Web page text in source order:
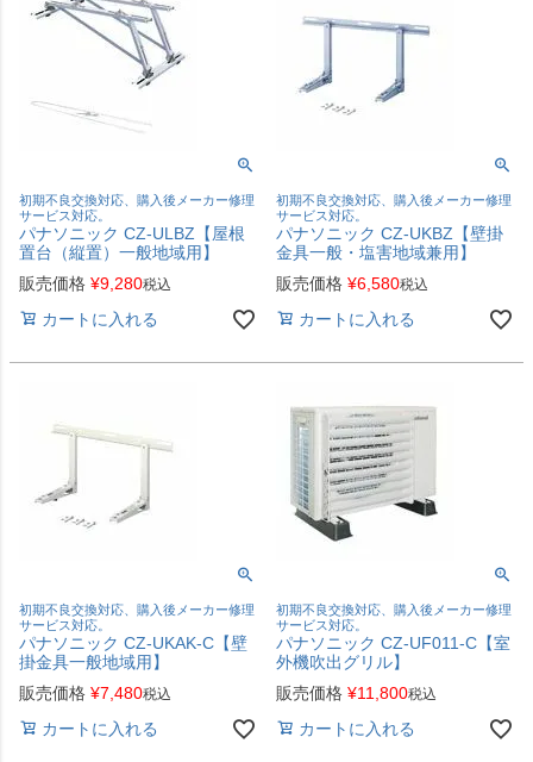
初期不良交換対応、購入後メーカー修理
サービス対応。
パナソニック CZ-ULBZ【屋根
置台（縦置）一般地域用】
販売価格 ¥9,280税込
カートに入れる
初期不良交換対応、購入後メーカー修理
サービス対応。
パナソニック CZ-UKBZ【壁掛
金具一般・塩害地域兼用】
販売価格 ¥6,580税込
カートに入れる
初期不良交換対応、購入後メーカー修理
サービス対応。
パナソニック CZ-UKAK-C【壁
掛金具一般地域用】
販売価格 ¥7,480税込
カートに入れる
初期不良交換対応、購入後メーカー修理
サービス対応。
パナソニック CZ-UF011-C【室
外機吹出グリル】
販売価格 ¥11,800税込
カートに入れる